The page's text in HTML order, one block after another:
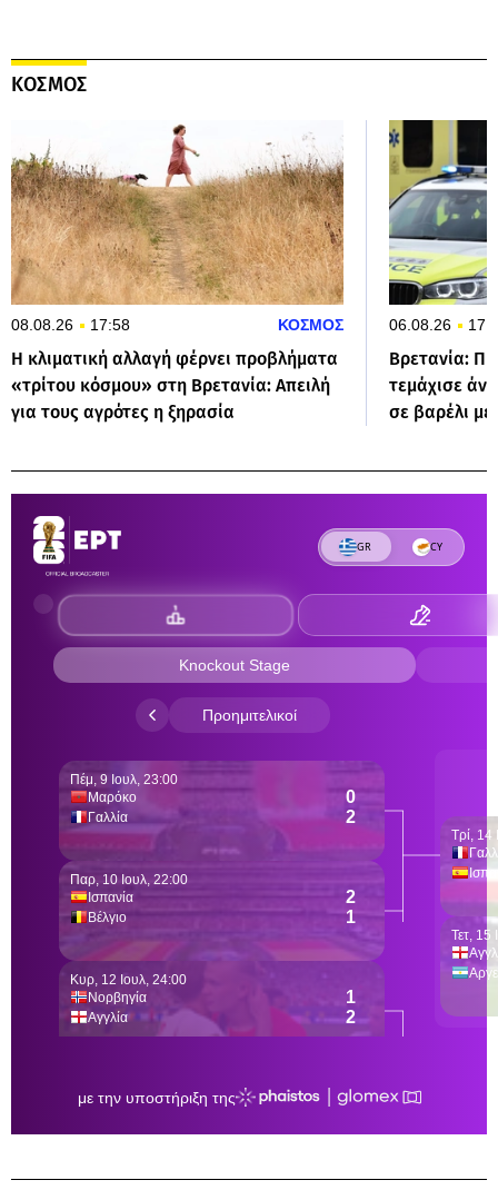
ΚΟΣΜΟΣ
08.08.26 17:58 ΚΟΣΜΟΣ
Η κλιματική αλλαγή φέρνει προβλήματα
«τρίτου κόσμου» στη Βρετανία: Απειλή
για τους αγρότες η ξηρασία
06.08.26
Βρετανία:
τεμάχισε
σε βαρέλι με